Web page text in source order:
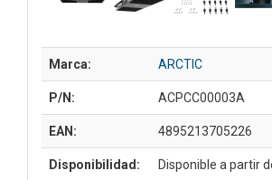
Marca: ARCTIC
P/N: ACPCC00003A
EAN: 4895213705226
Disponibilidad: Disponible a partir